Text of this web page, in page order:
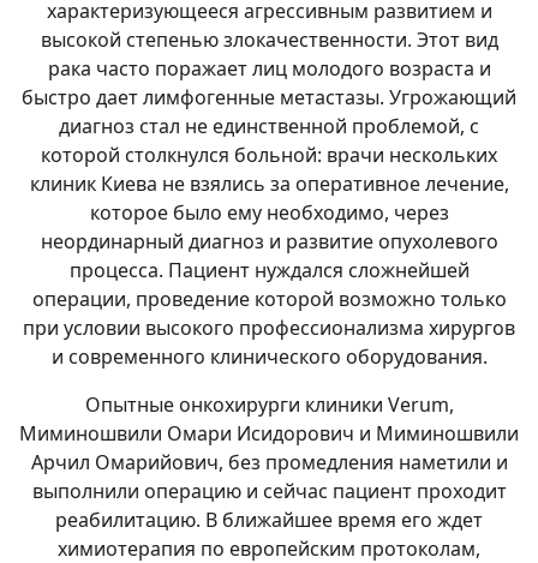
характеризующееся агрессивным развитием и
высокой степенью злокачественности. Этот вид
рака часто поражает лиц молодого возраста и
быстро дает лимфогенные метастазы. Угрожающий
диагноз стал не единственной проблемой, с
которой столкнулся больной: врачи нескольких
клиник Киева не взялись за оперативное лечение,
которое было ему необходимо, через
неординарный диагноз и развитие опухолевого
процесса. Пациент нуждался сложнейшей
операции, проведение которой возможно только
при условии высокого профессионализма хирургов
и современного клинического оборудования.
Опытные онкохирурги клиники Verum,
Миминошвили Омари Исидорович и Миминошвили
Арчил Омарийович, без промедления наметили и
выполнили операцию и сейчас пациент проходит
реабилитацию. В ближайшее время его ждет
химиотерапия по европейским протоколам,